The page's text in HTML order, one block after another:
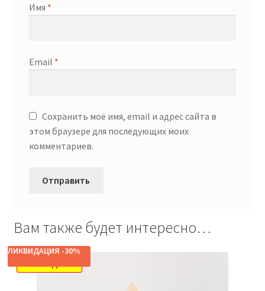
Имя *
Email *
Сохранить моё имя, email и адрес сайта в
этом браузере для последующих моих
комментариев.
Вам также будет интересно…
ЛИКВИДАЦИЯ -30%